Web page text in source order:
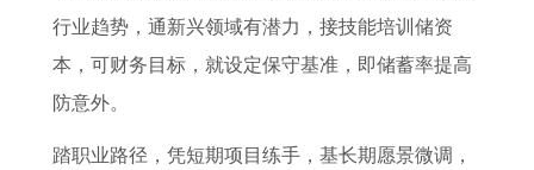
行业趋势，通新兴领域有潜力，接技能培训储资
本，可财务目标，就设定保守基准，即储蓄率提高
防意外。
踏职业路径，凭短期项目练手，基长期愿景微调，